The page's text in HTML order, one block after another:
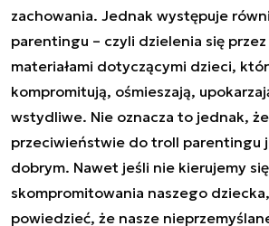
zachowania. Jednak występuje
parentingu – czyli dzielenia się
materiałami dotyczącymi dzieci,
kompromitują, ośmieszają,
wstydliwe. Nie oznacza to jednak,
przeciwieństwie do troll parentingu
dobrym. Nawet jeśli nie kierujemy
skompromitowania naszego
powiedzieć, że nasze